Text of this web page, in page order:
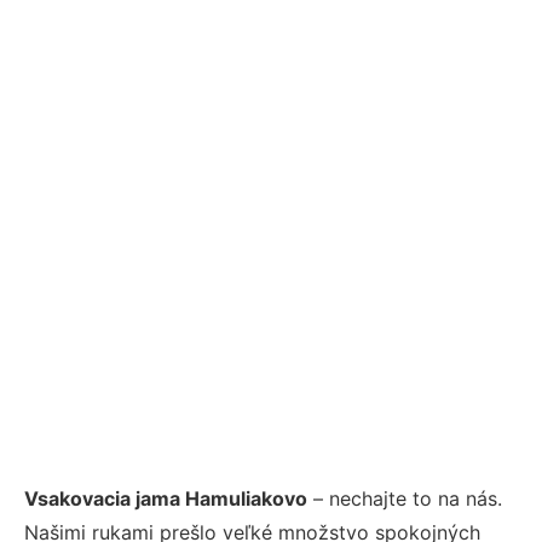
Vsakovacia jama Hamuliakovo – nechajte to na nás.
Našimi rukami prešlo veľké množstvo spokojných